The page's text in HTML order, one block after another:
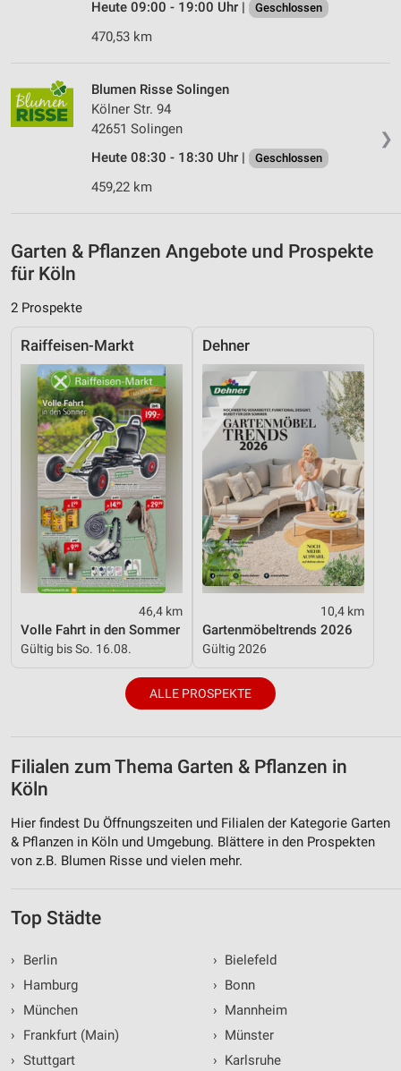
Heute 09:00 - 19:00 Uhr | Geschlossen
470,53 km
❯
Blumen Risse Solingen
Kölner Str. 94
42651 Solingen
Heute 08:30 - 18:30 Uhr |
Geschlossen
459,22 km
Garten & Pflanzen Angebote und Prospekte
für Köln
2 Prospekte
Raiffeisen-Markt
46,4 km
Volle Fahrt in den Sommer
Gültig bis So. 16.08.
Dehner
10,4 km
Gartenmöbeltrends 2026
Gültig 2026
ALLE PROSPEKTE
Filialen zum Thema Garten & Pflanzen in
Köln
Hier findest Du Öffnungszeiten und Filialen der Kategorie Garten
& Pflanzen in Köln und Umgebung. Blättere in den Prospekten
von z.B. Blumen Risse und vielen mehr.
Top Städte
›
Berlin
›
Hamburg
›
München
›
Frankfurt (Main)
› Stuttgart
› Bielefeld
› Bonn
› Mannheim
› Münster
› Karlsruhe
IAB-Besonderheiten:
Geräte anhand von aktiv angeforderten
Informationen identifizieren
Nicht-IAB-Verarbeitungszwecke:
Funktional